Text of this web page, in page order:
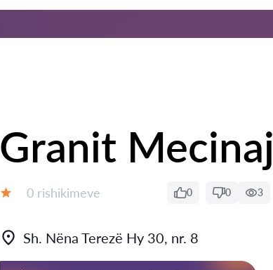
Granit Mecinaj
Rishikime:
0 rishikimeve 0 0 3
Sh. Nëna Terezë Hy 30, nr. 8